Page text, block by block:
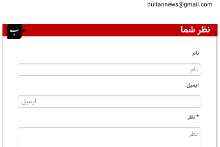
bultannews@gmail.com
نظر شما
نام
ایمیل
* نظر